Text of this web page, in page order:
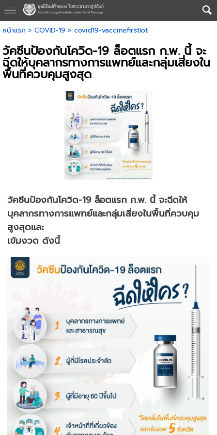
หน้าแรก > COVID-19 > covid19-vaccinefirstlot
วัคซีนป้องกันโควิด-19 ล็อตแรก ก.พ. นี้ จะ
ฉีดให้บุคลากรทางการแพทย์และกลุ่มเสี่ยงใน
พื้นที่ควบคุมสูงสุด
วัคซีนป้องกันโควิด-19 ล็อตแรก ก.พ. นี้ จะฉีดให้
บุคลากรทางการแพทย์และกลุ่มเสี่ยงในพื้นที่ควบคุม
สูงสุดและ
เข้มงวด ดังนี้